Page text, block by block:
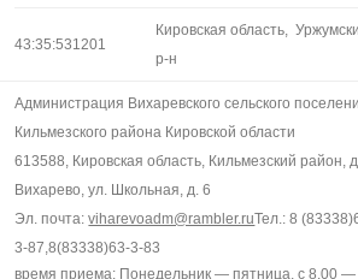
43:35:531201
Кировская область,
р-н
Администрация Вихаревского сельского
Кильмезского района Кировской области
613588, Кировская область, Кильмезский район,
Вихарево, ул. Школьная, д. 6
Эл. почта:viharevoadm@rambler.ruТел.: 8
3-87,8(83338)63-3-83
время приема: Понедельник — пятница, с 8.00 —